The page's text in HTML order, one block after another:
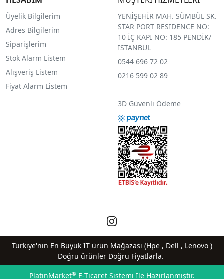
Üyelik Bilgilerim
Adres Bilgilerim
Siparişlerim
Stok Alarm Listem
Alışveriş Listem
Fiyat Alarm Listem
YENİŞEHİR MAH. SÜMBÜL SK.
STAR PORT RESIDENCE NO:
10 İÇ KAPI NO: 185 PENDİK/
İSTANBUL
0544 696 72 02
0216 599 02 89
3D Güvenli Ödeme
Türkiye'nin En Büyük IT ürün Mağazası (Hpe , Dell , Lenovo )
Doğru ürünler Doğru Fiyatlarla.
PlatinMarket®E-Ticaret Sistemi İle Hazırlanmıştır.